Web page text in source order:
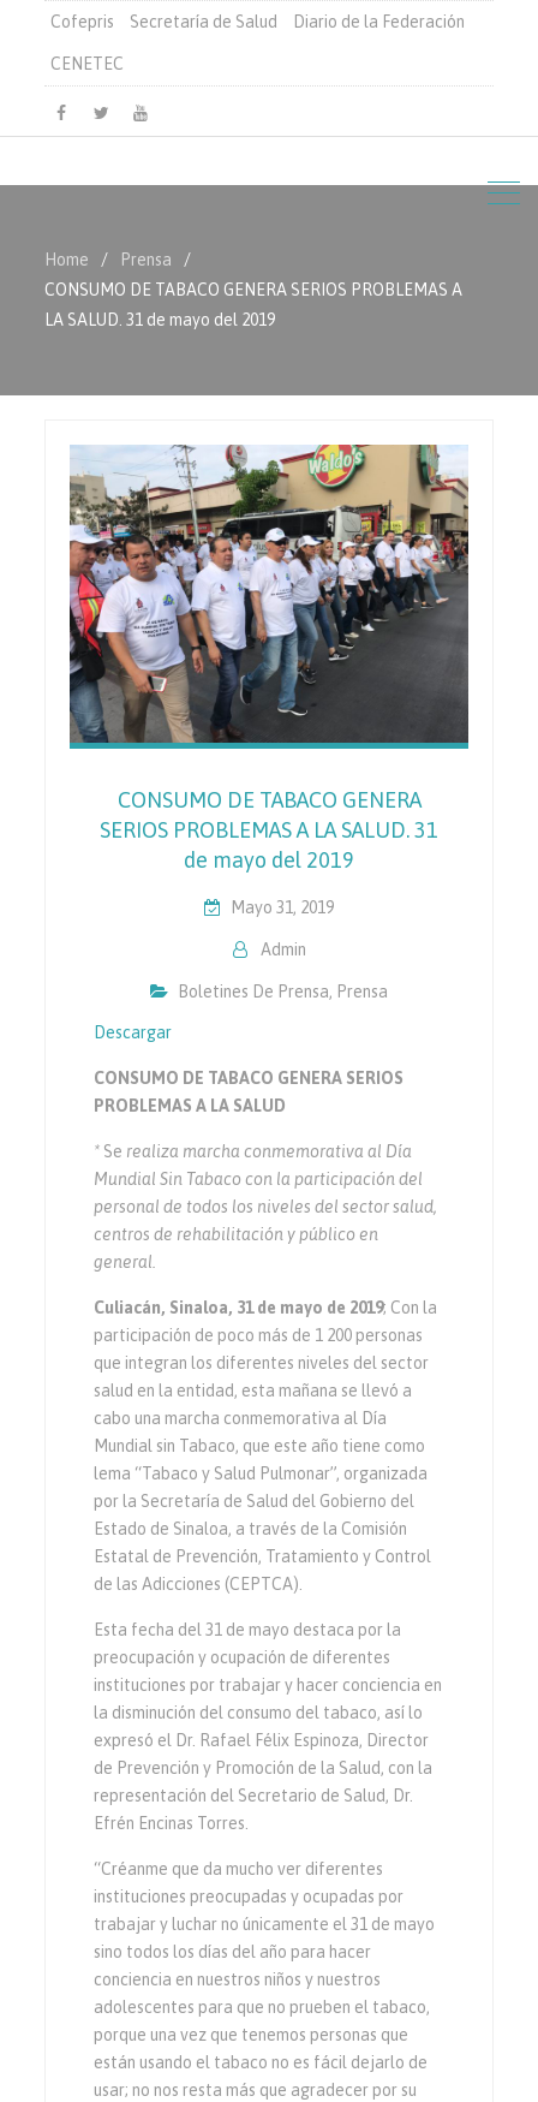
Cofepris Secretaría de Salud Diario de la Federación
CENETEC
Facebook
TwitterYoutube
Home
Prensa
CONSUMO DE TABACO GENERA SERIOS PROBLEMAS A
LA SALUD. 31 de mayo del 2019
CONSUMO DE TABACO GENERA
SERIOS PROBLEMAS A LA SALUD. 31
de mayo del 2019
Mayo 31, 2019
Admin
Boletines De Prensa, Prensa
Descargar
CONSUMO DE TABACO GENERA SERIOS
PROBLEMAS A LA SALUD
* Se realiza marcha conmemorativa al Día
Mundial Sin Tabaco con la participación del
personal de todos los niveles del sector salud,
centros de rehabilitación y público en
general.
Culiacán, Sinaloa, 31 de mayo de 2019; Con la
participación de poco más de 1 200 personas
que integran los diferentes niveles del sector
salud en la entidad, esta mañana se llevó a
cabo una marcha conmemorativa al Día
Mundial sin Tabaco, que este año tiene como
lema “Tabaco y Salud Pulmonar”, organizada
por la Secretaría de Salud del Gobierno del
Estado de Sinaloa, a través de la Comisión
Estatal de Prevención, Tratamiento y Control
de las Adicciones (CEPTCA).
Esta fecha del 31 de mayo destaca por la
preocupación y ocupación de diferentes
instituciones por trabajar y hacer conciencia en
la disminución del consumo del tabaco, así lo
expresó el Dr. Rafael Félix Espinoza, Director
de Prevención y Promoción de la Salud, con la
representación del Secretario de Salud, Dr.
Efrén Encinas Torres.
“Créanme que da mucho ver diferentes
instituciones preocupadas y ocupadas por
trabajar y luchar no únicamente el 31 de mayo
sino todos los días del año para hacer
conciencia en nuestros niños y nuestros
adolescentes para que no prueben el tabaco,
porque una vez que tenemos personas que
están usando el tabaco no es fácil dejarlo de
usar; no nos resta más que agradecer por su